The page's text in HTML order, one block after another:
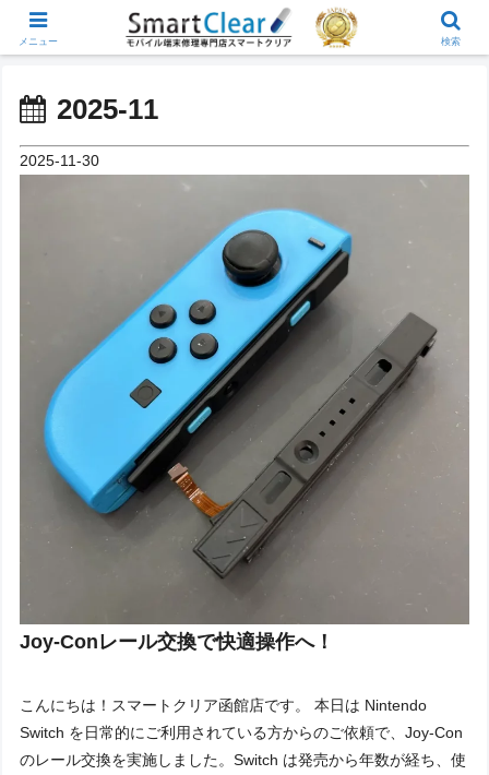
2025-11
2025-11-30
Joy-Conレール交換で快適操作へ！
こんにちは！スマートクリア函館店です。 本日は Nintendo
Switch を日常的にご利用されている方からのご依頼で、Joy-Con
のレール交換を実施しました。Switch は発売から年数が経ち、使
メニュー 検索